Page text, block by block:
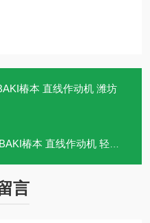
椿本 直线作动机 潍坊
椿本 直线作动机 轻量化
言